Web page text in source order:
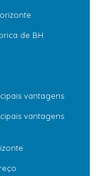
de BH
vantagens
vantagens